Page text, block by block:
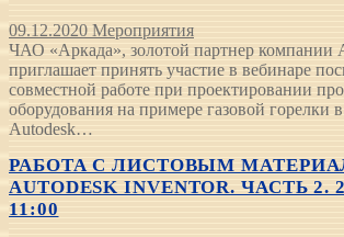
09.12.2020 Мероприятия
ЧАО «Аркада», золотой партнер компании
приглашает принять участие в вебинаре
совместной работе при проектировании
оборудования на примере газовой горелки
Autodesk…
РАБОТА С ЛИСТОВЫМ
AUTODESK INVENTOR. ЧАСТЬ 2.
11:00